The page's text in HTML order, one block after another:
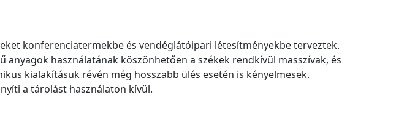
konferenciatermekbe és vendéglátóipari létesítményekbe terveztek.
használatának köszönhetően a székek rendkívül masszívak, és
kialakításuk révén még hosszabb ülés esetén is kényelmesek.
a tárolást használaton kívül.